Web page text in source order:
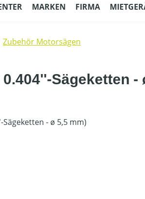
MARKEN FIRMA
Zubehör Motorsägen
Sägeketten -